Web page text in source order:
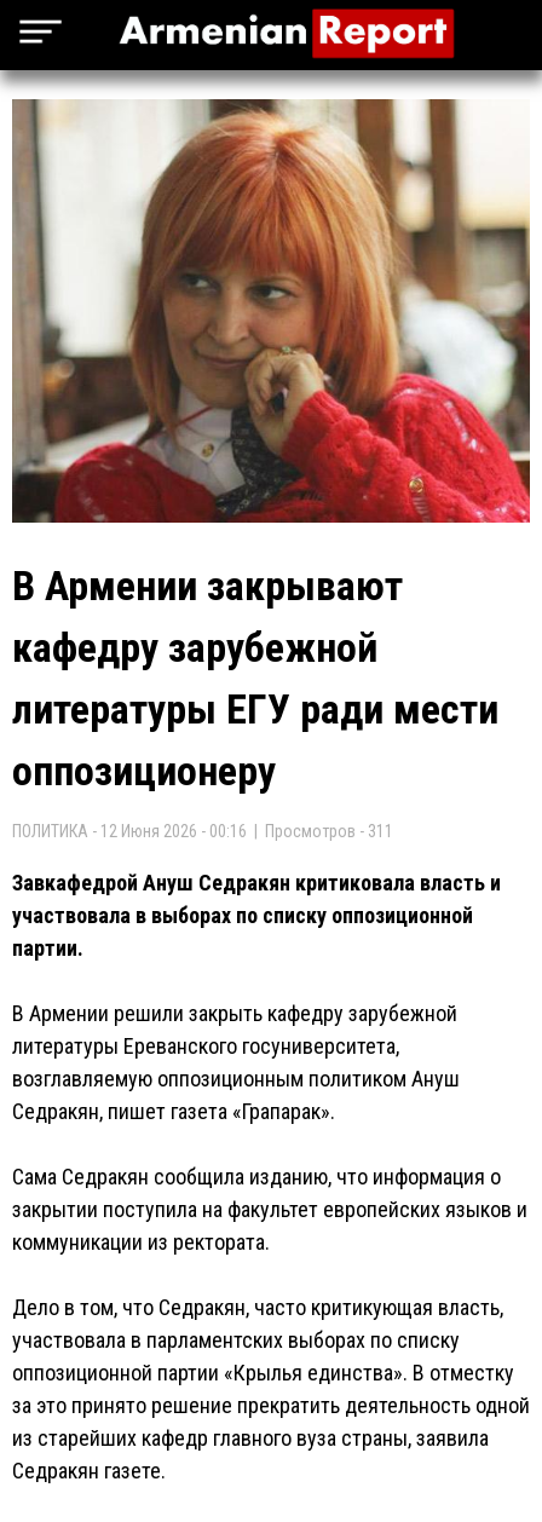
В Армении закрывают
кафедру зарубежной
литературы ЕГУ ради мести
оппозиционеру
ПОЛИТИКА - 12 Июня 2026 - 00:16 | Просмотров - 311
Завкафедрой Ануш Седракян критиковала власть и
участвовала в выборах по списку оппозиционной
партии.
В Армении решили закрыть кафедру зарубежной
литературы Ереванского госуниверситета,
возглавляемую оппозиционным политиком Ануш
Седракян, пишет газета «Грапарак».
Сама Седракян сообщила изданию, что информация о
закрытии поступила на факультет европейских языков и
коммуникации из ректората.
Дело в том, что Седракян, часто критикующая власть,
участвовала в парламентских выборах по списку
оппозиционной партии «Крылья единства». В отместку
за это принято решение прекратить деятельность одной
из старейших кафедр главного вуза страны, заявила
Седракян газете.